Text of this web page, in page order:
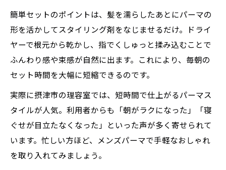
簡単セットのポイントは、髪を濡らしたあとにパーマの
形を活かしてスタイリング剤をなじませるだけ。ドライ
ヤーで根元から乾かし、指でくしゅっと揉み込むことで
ふんわり感や束感が自然に出ます。これにより、毎朝の
セット時間を大幅に短縮できるのです。
実際に摂津市の理容室では、短時間で仕上がるパーマス
タイルが人気。利用者からも「朝がラクになった」「寝
ぐせが目立たなくなった」といった声が多く寄せられて
います。忙しい方ほど、メンズパーマで手軽なおしゃれ
を取り入れてみましょう。